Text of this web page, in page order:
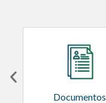
Documentos